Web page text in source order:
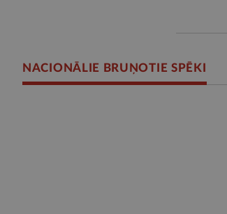
NACIONĀLIE BRUŅOTIE SPĒKI